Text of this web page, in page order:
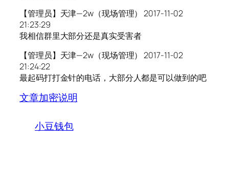
【管理员】天津—2w（现场管理） 2017-11-02
21:23:29
我相信群里大部分还是真实受害者
【管理员】天津—2w（现场管理） 2017-11-02
21:24:22
最起码打打金针的电话，大部分人都是可以做到的吧
文章加密说明
小豆钱包